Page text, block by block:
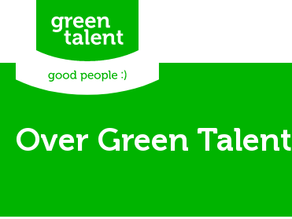
Over Green Talent